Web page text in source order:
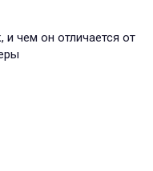
и чем он отличается от